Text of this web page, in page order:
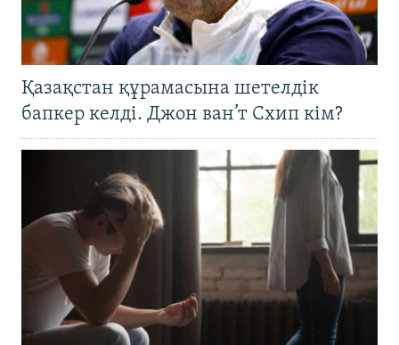
Қазақстан құрамасына шетелдік
бапкер келді. Джон ван’т Схип кім?